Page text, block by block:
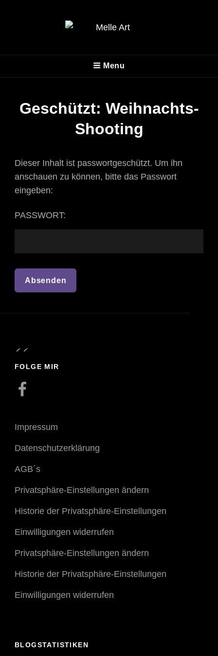
MELLE ART
Menu
Geschützt: Weihnachts-
Shooting
Dieser Inhalt ist passwortgeschützt. Um ihn
anschauen zu können, bitte das Passwort
eingeben:
PASSWORT:
FOLGE MIR
Facebook
Impressum
Datenschutzerklärung
AGB´s
Privatsphäre-Einstellungen ändern
Historie der Privatsphäre-Einstellungen
Einwilligungen widerrufen
Privatsphäre-Einstellungen ändern
Historie der Privatsphäre-Einstellungen
Einwilligungen widerrufen
BLOGSTATISTIKEN